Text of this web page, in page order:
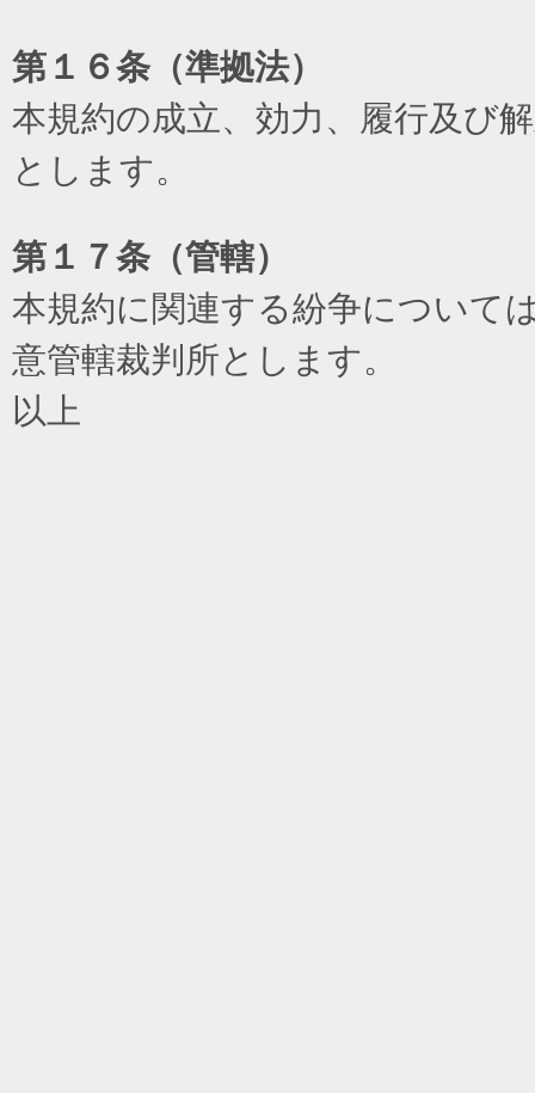
第１６条（準拠法）
本規約の成立、効力、履行及び
とします。
第１７条（管轄）
本規約に関連する紛争について
意管轄裁判所とします。
以上